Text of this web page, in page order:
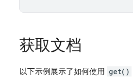
获取文档
以下示例展示了如何使用 get()